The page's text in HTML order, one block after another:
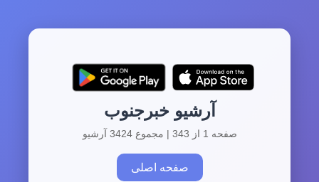
آرشیو خبرجنوب
صفحه 1 از 343 | مجموع 3424 آرشیو
صفحه اصلی